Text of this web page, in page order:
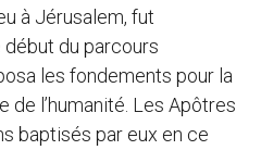
à Jérusalem, fut
début du parcours
les fondements pour la
de l’humanité. Les Apôtres
baptisés par eux en ce